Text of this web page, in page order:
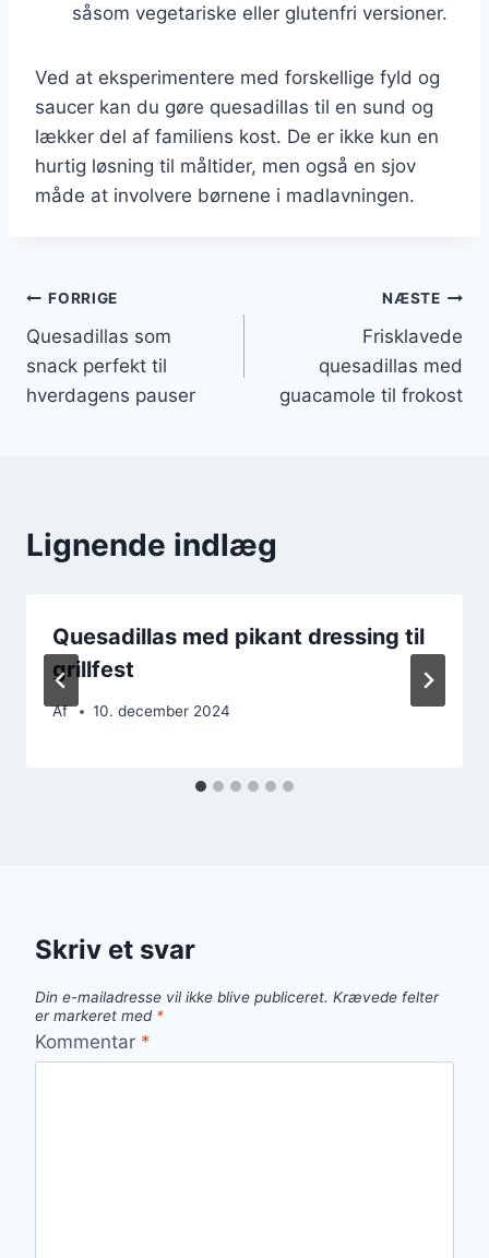
såsom vegetariske eller glutenfri versioner.
Ved at eksperimentere med forskellige fyld og
saucer kan du gøre quesadillas til en sund og
lækker del af familiens kost. De er ikke kun en
hurtig løsning til måltider, men også en sjov
måde at involvere børnene i madlavningen.
Indlægsnavigation
FORRIGE
Quesadillas som
snack perfekt til
hverdagens pauser
NÆSTE
Frisklavede
quesadillas med
guacamole til frokost
Lignende indlæg
Quesadillas med pikant dressing til
grillfest
Af 10. december 2024
Skriv et svar
Din e-mailadresse vil ikke blive publiceret. Krævede felter
er markeret med *
Kommentar *